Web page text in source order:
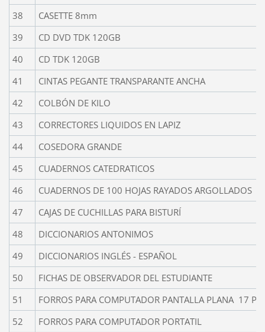
38
CASETTE 8mm
39
CD DVD TDK 120GB
40
CD TDK 120GB
41
CINTAS PEGANTE TRANSPARANTE ANCHA
42
COLBÓN DE KILO
43
CORRECTORES LIQUIDOS EN LAPIZ
44
COSEDORA GRANDE
45
CUADERNOS CATEDRATICOS
46
CUADERNOS DE 100 HOJAS RAYADOS ARGOLLADOS
47
CAJAS DE CUCHILLAS PARA BISTURÍ
48
DICCIONARIOS ANTONIMOS
49
DICCIONARIOS INGLÉS - ESPAÑOL
50
FICHAS DE OBSERVADOR DEL ESTUDIANTE
51
FORROS PARA COMPUTADOR PANTALLA PLANA 17
52
FORROS PARA COMPUTADOR PORTATIL